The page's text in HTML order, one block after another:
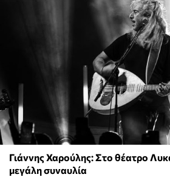
Γιάννης Χαρούλης: Στο θέατρο
μεγάλη συναυλία